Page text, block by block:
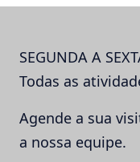
SEGUNDA A
Todas as
Agende a sua
a nossa equipe.